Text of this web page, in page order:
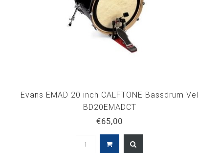
Evans EMAD 20 inch CALFTONE Bassdrum Vel
BD20EMADCT
€65,00